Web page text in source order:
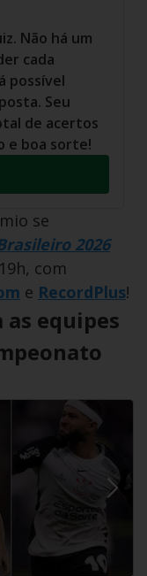
Não há um
cada
possível
Seu
de acertos
e boa sorte!
se
2026
com
e RecordPlus!
as equipes